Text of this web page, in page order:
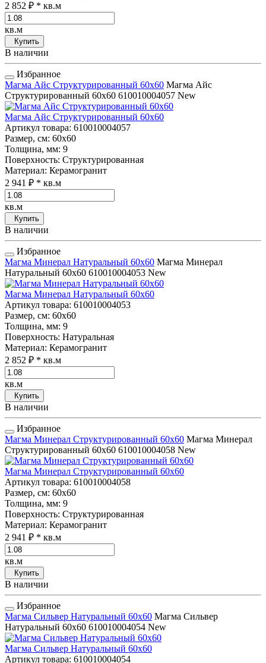
2 852 ₽ * кв.м
кв.м
Купить
В наличии
Избранное
Магма Айс Структурированный 60x60 Магма Айс
Структурированный 60x60 610010004057 New
Магма Айс Структурированный 60x60
Артикул товара: 610010004057
Размер, см: 60x60
Толщина, мм: 9
Поверхность: Структурированная
Материал: Керамогранит
2 941 ₽ * кв.м
кв.м
Купить
В наличии
Избранное
Магма Минерал Натуральный 60x60 Магма Минерал
Натуральный 60x60 610010004053 New
Магма Минерал Натуральный 60x60
Артикул товара: 610010004053
Размер, см: 60x60
Толщина, мм: 9
Поверхность: Натуральная
Материал: Керамогранит
2 852 ₽ * кв.м
кв.м
Купить
В наличии
Избранное
Магма Минерал Структурированный 60x60 Магма Минерал
Структурированный 60x60 610010004058 New
Магма Минерал Структурированный 60x60
Артикул товара: 610010004058
Размер, см: 60x60
Толщина, мм: 9
Поверхность: Структурированная
Материал: Керамогранит
2 941 ₽ * кв.м
кв.м
Купить
В наличии
Избранное
Магма Сильвер Натуральный 60x60 Магма Сильвер
Натуральный 60x60 610010004054 New
Магма Сильвер Натуральный 60x60
Артикул товара: 610010004054